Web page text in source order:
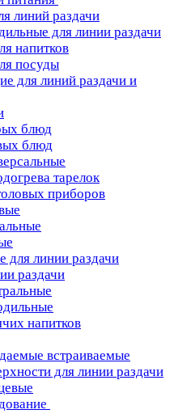
линий раздачи
для линии раздачи
напитков
посуды
для линий раздачи и
блюд
блюд
тарелок
приборов
линии раздачи
раздачи
напитков
встраиваемые
для линии раздачи